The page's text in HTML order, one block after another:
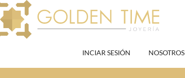
INCIAR SESIÓN NOSOTROS